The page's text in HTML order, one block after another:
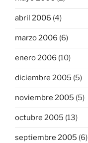
abril 2006 (4)
marzo 2006 (6)
enero 2006 (10)
diciembre 2005 (5)
noviembre 2005 (5)
octubre 2005 (13)
septiembre 2005 (6)